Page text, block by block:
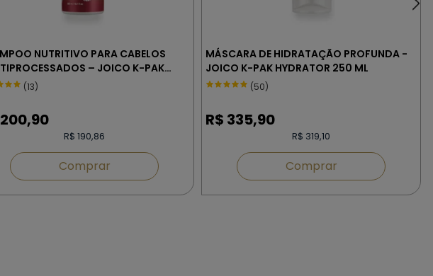
NUTRITIVO PARA CABELOS
– JOICO K-PAK
THERAPY 300 ml
(13)
200,90
R$ 190,86
Comprar
MÁSCARA DE HIDRATAÇÃO PROFUNDA -
JOICO K-PAK HYDRATOR 250 ML
(50)
R$ 335,90
R$ 319,10
Comprar